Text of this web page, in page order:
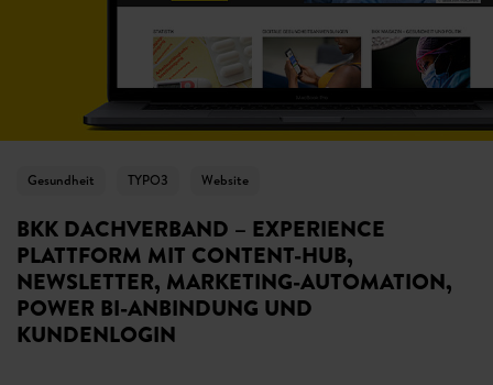
BKK DACHVERBAND – EXPERIENCE
PLATTFORM MIT CONTENT-HUB,
NEWSLETTER, MARKETING-AUTOMATION,
POWER BI-ANBINDUNG UND
KUNDENLOGIN
Gesundheit TYPO3 Website